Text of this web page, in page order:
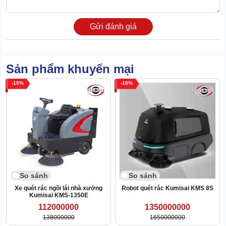
Không chỉ vậy, máy còn có kết cấu siêu nhẹ, khả năng lưu trữ
Gửi đánh giá
Sản phẩm khuyến mại
19
So sánh
Xe quét rác ngồi lái nhà xưởng
Kumisai KMS-1350E
112000000
138000000
18
So sánh
Robot quét rác Kumisai KMS 8S
1350000000
1650000000